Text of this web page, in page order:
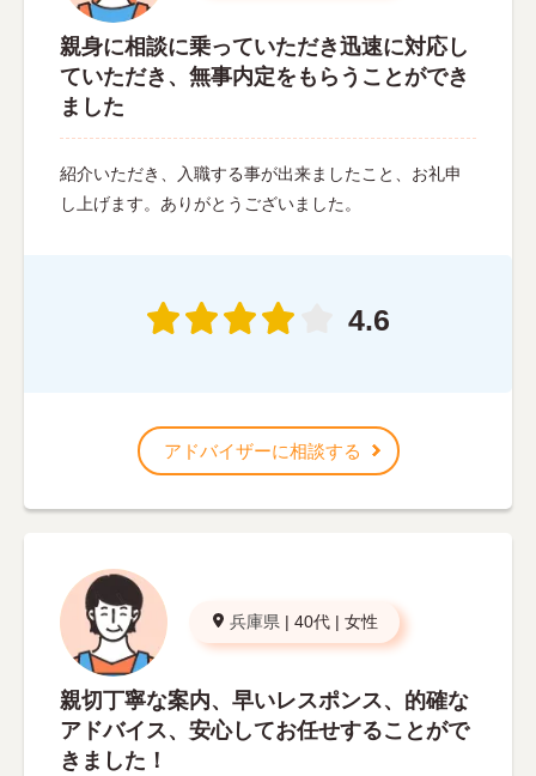
親身に相談に乗っていただき迅速に対応し
ていただき、無事内定をもらうことができ
ました
紹介いただき、入職する事が出来ましたこと、お礼申
し上げます。ありがとうございました。
4.6
アドバイザーに相談する
兵庫県 | 40代 | 女性
親切丁寧な案内、早いレスポンス、的確な
アドバイス、安心してお任せすることがで
きました！